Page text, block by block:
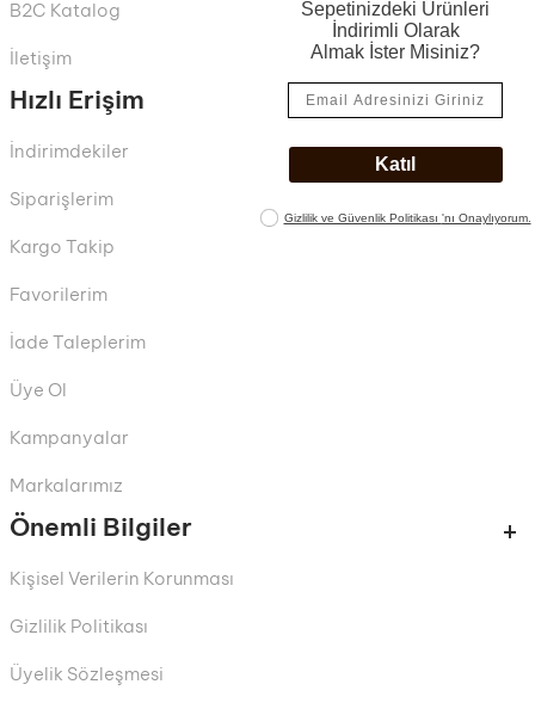
B2C Katalog
İletişim
Hızlı Erişim
İndirimdekiler
Siparişlerim
Kargo Takip
Favorilerim
İade Taleplerim
Üye Ol
Kampanyalar
Markalarımız
Önemli Bilgiler
Kişisel Verilerin Korunması
Gizlilik Politikası
Üyelik Sözleşmesi